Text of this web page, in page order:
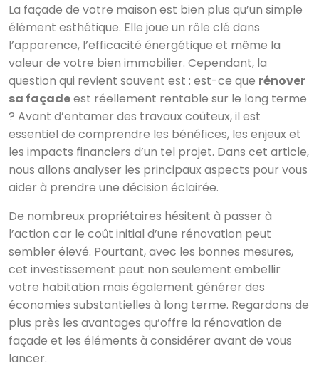
La façade de votre maison est bien plus qu’un simple
élément esthétique. Elle joue un rôle clé dans
l’apparence, l’efficacité énergétique et même la
valeur de votre bien immobilier. Cependant, la
question qui revient souvent est : est-ce que rénover
sa façadeest réellement rentable sur le long terme
? Avant d’entamer des travaux coûteux, il est
essentiel de comprendre les bénéfices, les enjeux et
les impacts financiers d’un tel projet. Dans cet article,
nous allons analyser les principaux aspects pour vous
aider à prendre une décision éclairée.
De nombreux propriétaires hésitent à passer à
l’action car le coût initial d’une rénovation peut
sembler élevé. Pourtant, avec les bonnes mesures,
cet investissement peut non seulement embellir
votre habitation mais également générer des
économies substantielles à long terme. Regardons de
plus près les avantages qu’offre la rénovation de
façade et les éléments à considérer avant de vous
lancer.